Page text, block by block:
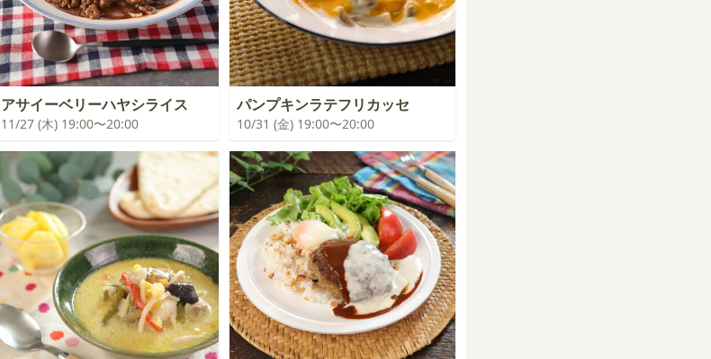
アサイーベリーハヤシライス
11/27 (木) 19:00〜20:00
パンプキンラテフリカッセ
10/31 (金) 19:00〜20:00